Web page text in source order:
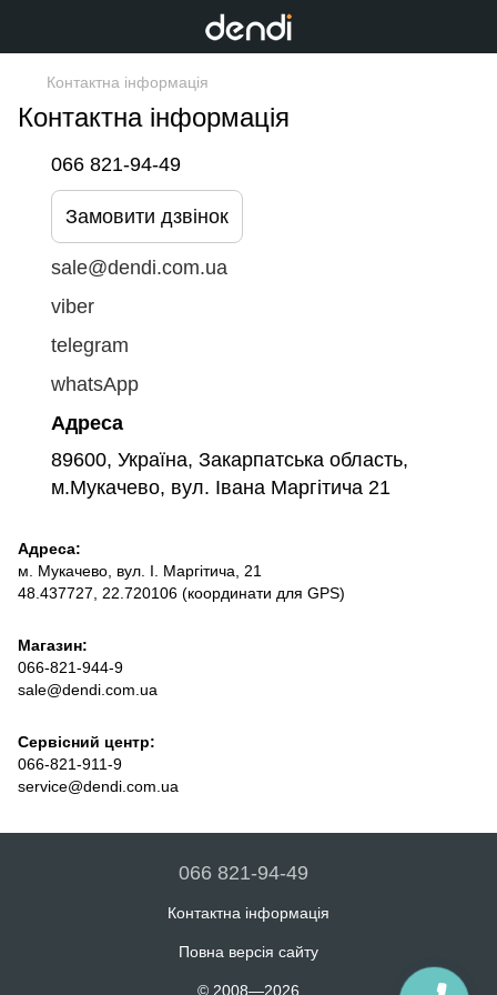
Контактна інформація
Контактна інформація
066 821-94-49
Замовити дзвінок
sale@dendi.com.ua
viber
telegram
whatsApp
Адреса
89600, Україна, Закарпатська область,
м.Мукачево, вул. Івана Маргітича 21
Адреса:
м. Мукачево, вул. І. Маргітича, 21
48.437727, 22.720106 (координати для GPS)
Магазин:
066-821-944-9
sale@dendi.com.ua
Сервісний центр:
066-821-911-9
service@dendi.com.ua
066 821-94-49
Контактна інформація
Повна версія сайту
© 2008—2026